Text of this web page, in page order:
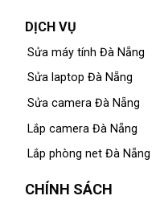
DỊCH VỤ
Sửa máy tính Đà Nẵng
Sửa laptop Đà Nẵng
Sửa camera Đà Nẵng
Lắp camera Đà Nẵng
Lắp phòng net Đà Nẵng
CHÍNH SÁCH